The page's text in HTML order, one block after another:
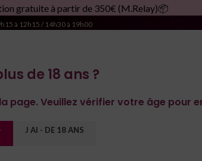
de 18 ans ?
page. Veuillez vérifier votre âge pour
J AI - DE 18 ANS
à partir de 350€ (M.Relay)📦
à 12h15 / 14h30 à 19h00
le droit de décaler les